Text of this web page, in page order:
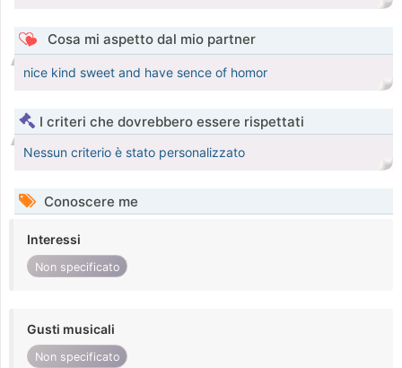
Cosa mi aspetto dal mio partner
nice kind sweet and have sence of homor
I criteri che dovrebbero essere rispettati
Nessun criterio è stato personalizzato
Conoscere me
Interessi
Non specificato
Gusti musicali
Non specificato